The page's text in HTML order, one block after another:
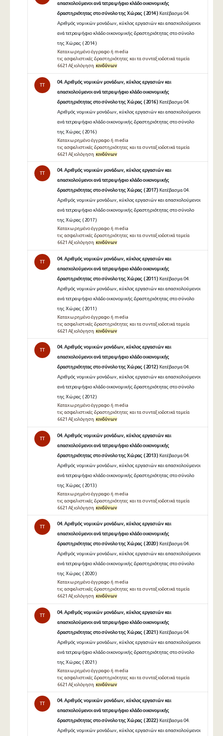
απασχολούμενοι ανά τετραψήφιο κλάδο οικονομικής
δραστηριότητας στο σύνολο της Χώρας ( 2014 ) Κατέβασμα 04.
Αριθμός νομικών μονάδων, κύκλος εργασιών και απασχολούμενοι
ανά τετραψήφιο κλάδο οικονομικής δραστηριότητας στο σύνολο
της Χώρας ( 2014 )
Καταχωρημένο έγγραφο ή media
τις ασφαλιστικές δραστηριότητες και τα συνταξιοδοτικά ταμεία
6621 Αξιολόγηση κινδύνων
TT
04. Αριθμός νομικών μονάδων, κύκλος εργασιών και
απασχολούμενοι ανά τετραψήφιο κλάδο οικονομικής
δραστηριότητας στο σύνολο της Χώρας ( 2016 ) Κατέβασμα 04.
Αριθμός νομικών μονάδων, κύκλος εργασιών και απασχολούμενοι
ανά τετραψήφιο κλάδο οικονομικής δραστηριότητας στο σύνολο
της Χώρας ( 2016 )
Καταχωρημένο έγγραφο ή media
τις ασφαλιστικές δραστηριότητες και τα συνταξιοδοτικά ταμεία
6621 Αξιολόγηση κινδύνων
TT
04. Αριθμός νομικών μονάδων, κύκλος εργασιών και
απασχολούμενοι ανά τετραψήφιο κλάδο οικονομικής
δραστηριότητας στο σύνολο της Χώρας ( 2017 ) Κατέβασμα 04.
Αριθμός νομικών μονάδων, κύκλος εργασιών και απασχολούμενοι
ανά τετραψήφιο κλάδο οικονομικής δραστηριότητας στο σύνολο
της Χώρας ( 2017 )
Καταχωρημένο έγγραφο ή media
τις ασφαλιστικές δραστηριότητες και τα συνταξιοδοτικά ταμεία
6621 Αξιολόγηση κινδύνων
TT
04. Αριθμός νομικών μονάδων, κύκλος εργασιών και
απασχολούμενοι ανά τετραψήφιο κλάδο οικονομικής
δραστηριότητας στο σύνολο της Χώρας ( 2011 ) Κατέβασμα 04.
Αριθμός νομικών μονάδων, κύκλος εργασιών και απασχολούμενοι
ανά τετραψήφιο κλάδο οικονομικής δραστηριότητας στο σύνολο
της Χώρας ( 2011 )
Καταχωρημένο έγγραφο ή media
τις ασφαλιστικές δραστηριότητες και τα συνταξιοδοτικά ταμεία
6621 Αξιολόγηση κινδύνων
TT
04. Αριθμός νομικών μονάδων, κύκλος εργασιών και
απασχολούμενοι ανά τετραψήφιο κλάδο οικονομικής
δραστηριότητας στο σύνολο της Χώρας ( 2012 ) Κατέβασμα 04.
Αριθμός νομικών μονάδων, κύκλος εργασιών και απασχολούμενοι
ανά τετραψήφιο κλάδο οικονομικής δραστηριότητας στο σύνολο
της Χώρας ( 2012 )
Καταχωρημένο έγγραφο ή media
τις ασφαλιστικές δραστηριότητες και τα συνταξιοδοτικά ταμεία
6621 Αξιολόγηση κινδύνων
TT
04. Αριθμός νομικών μονάδων, κύκλος εργασιών και
απασχολούμενοι ανά τετραψήφιο κλάδο οικονομικής
δραστηριότητας στο σύνολο της Χώρας ( 2013 ) Κατέβασμα 04.
Αριθμός νομικών μονάδων, κύκλος εργασιών και απασχολούμενοι
ανά τετραψήφιο κλάδο οικονομικής δραστηριότητας στο σύνολο
της Χώρας ( 2013 )
Καταχωρημένο έγγραφο ή media
τις ασφαλιστικές δραστηριότητες και τα συνταξιοδοτικά ταμεία
6621 Αξιολόγηση κινδύνων
TT
04. Αριθμός νομικών μονάδων, κύκλος εργασιών και
απασχολούμενοι ανά τετραψήφιο κλάδο οικονομικής
δραστηριότητας στο σύνολο της Χώρας ( 2020 ) Κατέβασμα 04.
Αριθμός νομικών μονάδων, κύκλος εργασιών και απασχολούμενοι
ανά τετραψήφιο κλάδο οικονομικής δραστηριότητας στο σύνολο
της Χώρας ( 2020 )
Καταχωρημένο έγγραφο ή media
τις ασφαλιστικές δραστηριότητες και τα συνταξιοδοτικά ταμεία
6621 Αξιολόγηση κινδύνων
TT
04. Αριθμός νομικών μονάδων, κύκλος εργασιών και
απασχολούμενοι ανά τετραψήφιο κλάδο οικονομικής
δραστηριότητας στο σύνολο της Χώρας ( 2021 ) Κατέβασμα 04.
Αριθμός νομικών μονάδων, κύκλος εργασιών και απασχολούμενοι
ανά τετραψήφιο κλάδο οικονομικής δραστηριότητας στο σύνολο
της Χώρας ( 2021 )
Καταχωρημένο έγγραφο ή media
τις ασφαλιστικές δραστηριότητες και τα συνταξιοδοτικά ταμεία
6621 Αξιολόγηση κινδύνων
TT
04. Αριθμός νομικών μονάδων, κύκλος εργασιών και
απασχολούμενοι ανά τετραψήφιο κλάδο οικονομικής
δραστηριότητας στο σύνολο της Χώρας ( 2022 ) Κατέβασμα 04.
Αριθμός νομικών μονάδων, κύκλος εργασιών και απασχολούμενοι